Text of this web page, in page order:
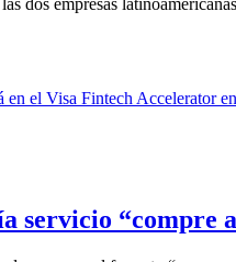
dos empresas
servicio “compre